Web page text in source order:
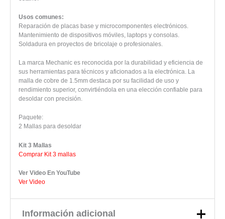
Usos comunes:
Reparación de placas base y microcomponentes electrónicos.
Mantenimiento de dispositivos móviles, laptops y consolas.
Soldadura en proyectos de bricolaje o profesionales.
La marca Mechanic es reconocida por la durabilidad y eficiencia de
sus herramientas para técnicos y aficionados a la electrónica. La
malla de cobre de 1.5mm destaca por su facilidad de uso y
rendimiento superior, convirtiéndola en una elección confiable para
desoldar con precisión.
Paquete:
2 Mallas para desoldar
Kit 3 Mallas
Comprar Kit 3 mallas
Ver Video En YouTube
Ver Video
Información adicional